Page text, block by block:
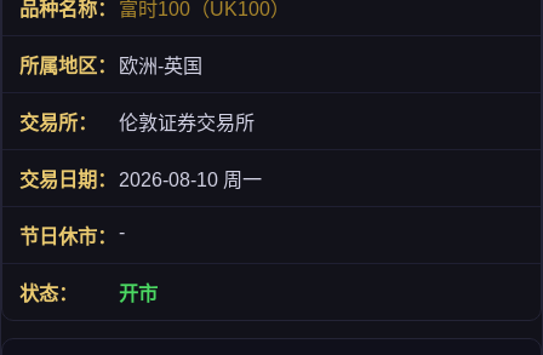
富时100（UK100）
欧洲-英国
伦敦证券交易所
2026-08-10 周一
-
开市